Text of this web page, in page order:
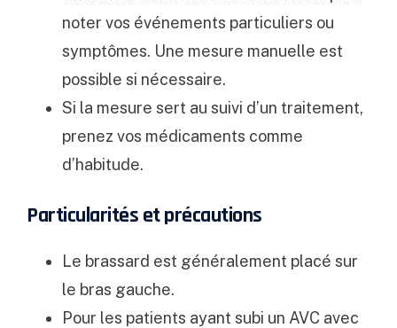
noter vos événements particuliers ou
symptômes. Une mesure manuelle est
possible si nécessaire.
Si la mesure sert au suivi d’un traitement,
prenez vos médicaments comme
d’habitude.
Particularités et précautions
Le brassard est généralement placé sur
le bras gauche.
Pour les patients ayant subi un AVC avec